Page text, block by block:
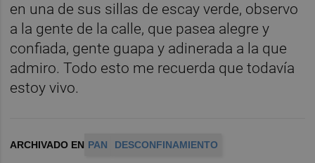
en una de sus sillas de escay verde, observo
a la gente de la calle, que pasea alegre y
confiada, gente guapa y adinerada a la que
admiro. Todo esto me recuerda que todavía
estoy vivo.
ARCHIVADO EN PAN DESCONFINAMIENTO